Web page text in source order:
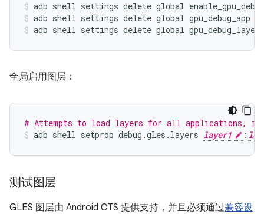
adb shell settings delete global
adb shell settings delete global gpu_debug_app
adb shell settings delete global
全局启用图层：
# Attempts to load layers for all applications,
adb shell setprop debug .gles . layers layer1 :
测试图层
GLES 图层由 Android CTS 提供支持，并且必须通过兼容设